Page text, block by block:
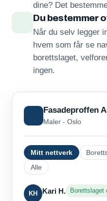
dine? Det
Du bestemmer
Når du selv legger
hvem som får se
borettslaget,
ingen.
Fasadeproffen
Maler - Oslo
Mitt nettverk
Alle
KH Kari H. Borettslaget